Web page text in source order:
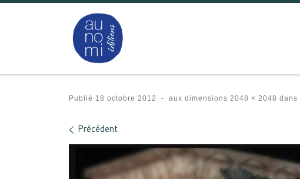
Passer au contenu
Publié 18 octobre 2012 - aux dimensions 2048 × 2048 dans
Navigation des images
Précédent